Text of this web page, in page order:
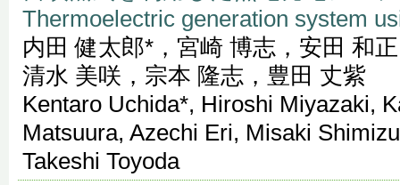
Thermoelectric generation system
内田 健太郎*，宮崎 博志，安田 和
清水 美咲，宗本 隆志，豊田 丈紫
Kentaro Uchida*, Hiroshi Miyazaki,
Matsuura, Azechi Eri, Misaki
Takeshi Toyoda